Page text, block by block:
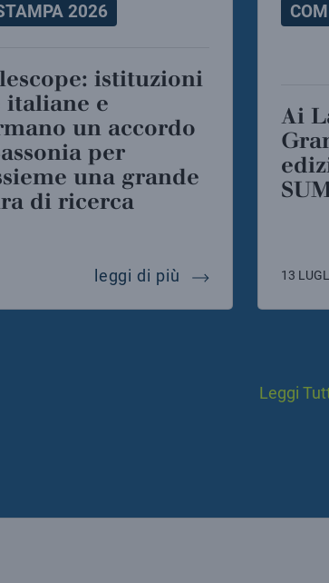
2026
italiane e
un accordo
per
una grande
di ricerca
leggi di più einstein
Ai Laboratori Nazionali del
13
Leggi